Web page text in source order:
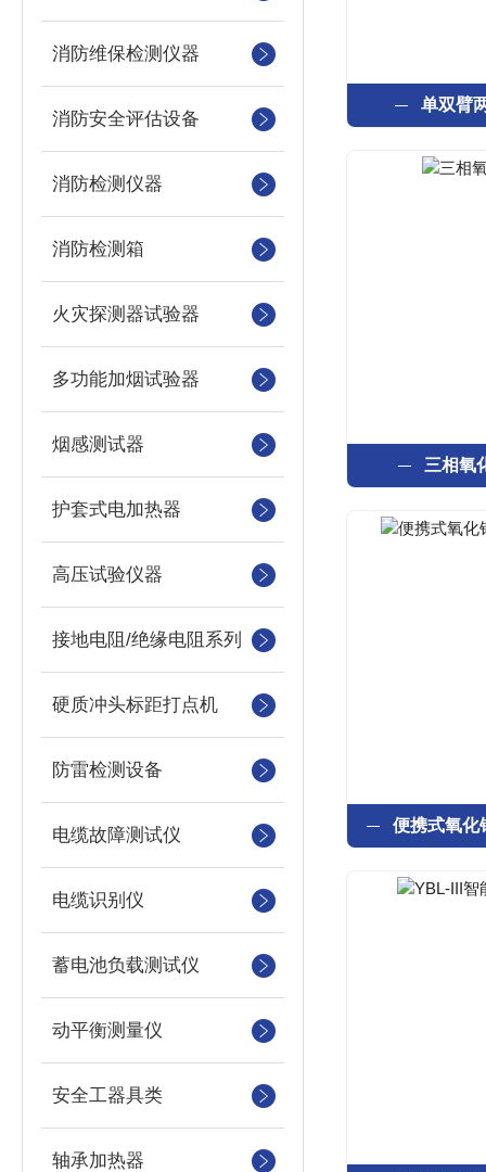
消防维保检测仪器
消防安全评估设备
消防检测仪器
消防检测箱
火灾探测器试验器
多功能加烟试验器
烟感测试器
护套式电加热器
高压试验仪器
接地电阻/绝缘电阻系列
硬质冲头标距打点机
防雷检测设备
电缆故障测试仪
电缆识别仪
蓄电池负载测试仪
动平衡测量仪
安全工器具类
轴承加热器
单双臂
三相氧